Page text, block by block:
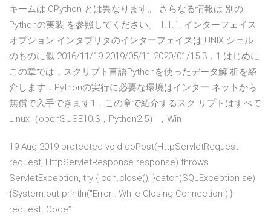
キームは CPython とは異なります。 さらなる情報は 別の
Pythonの実装 を参照してください。 1.1.1. インターフェイス
オプション インタプリタのインターフェイスは UNIX シェル
のものに似 2016/11/19 2019/05/11 2020/01/15 3．1 はじめに
この章では，スクリプト言語Pythonを使ったデータ解 析を紹
介します．Pythonの実行に必要な環境はインター ネットから
無償で入手できます1．この章で紹介するスク リプトはすべて
Linux（openSUSE10.3，Python2.5），Win
19 Aug 2019 protected void doPost(HttpServletRequest
request, HttpServletResponse response) throws
ServletException, try { con.close(); }catch(SQLException se)
{System.out.println("Error : While Closing Connection");}
request. Code”